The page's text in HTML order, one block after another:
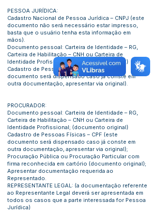
PESSOA JURÍDICA:
Cadastro Nacional de Pessoa Jurídica – CNPJ (este
documento não será necessário estar impresso,
basta que o usuário tenha esta informação em
mãos).
Documento pessoal: Carteira de Identidade – RG,
Carteira de Habilitação – CNH ou Carteira de
Identidade Profissional; (documento original)
Cadastro de Pessoas Físicas – CPF (este
documento será dispensado caso já conste em
outra documentação, apresentar via original).
PROCURADOR:
Documento pessoal: Carteira de Identidade – RG,
Carteira de Habilitação – CNH ou Carteira de
Identidade Profissional; (documento original)
Cadastro de Pessoas Físicas – CPF (este
documento será dispensado caso já conste em
outra documentação, apresentar via original);
Procuração Pública ou Procuração Particular com
firma reconhecida em cartório (documento original);
Apresentar documentação requerida ao
Representado.
REPRESENTANTE LEGAL: (a documentação referente
ao Representante Legal deverá ser apresentada em
todos os casos que a parte interessada for Pessoa
Jurídica)